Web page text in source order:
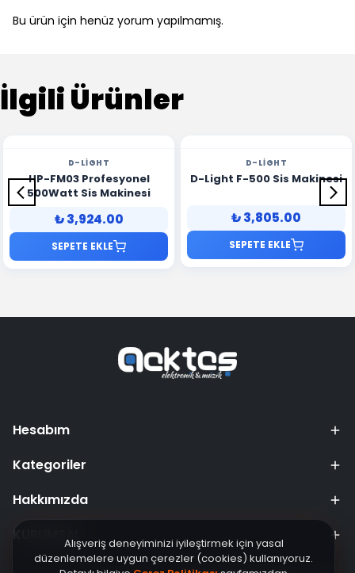
Alışveriş deneyiminizi iyileştirmek için yasal
düzenlemelere uygun çerezler (cookies) kullanıyoruz.
Bu ürün için henüz yorum yapılmamış.
İlgili Ürünler
D-LIGHT
HP-FM03 Profesyonel
500Watt Sis Makinesi
₺ 3,924.00
SEPETE EKLE
D-LIGHT
D-Light F-500 Sis Makinesi
₺ 3,805.00
SEPETE EKLE
Hesabım
Kategoriler
Hakkımızda
KURUMSAL